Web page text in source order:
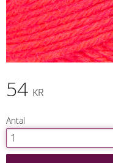
54 KR
Antal